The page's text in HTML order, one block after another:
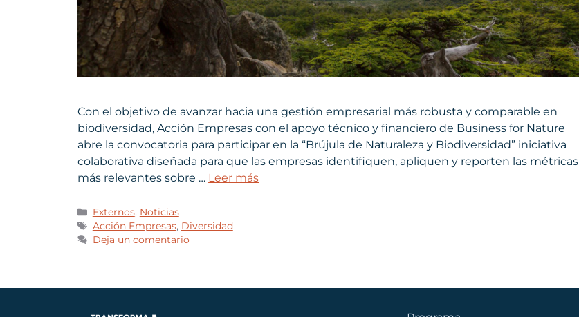
Con el objetivo de avanzar hacia una gestión empresarial más robusta y comparable en
biodiversidad, Acción Empresas con el apoyo técnico y financiero de Business for Nature
abre la convocatoria para participar en la “Brújula de Naturaleza y Biodiversidad” iniciativa
colaborativa diseñada para que las empresas identifiquen, apliquen y reporten las métricas
más relevantes sobre … Leer más
Externos, Noticias
Acción Empresas, Diversidad
Deja un comentario